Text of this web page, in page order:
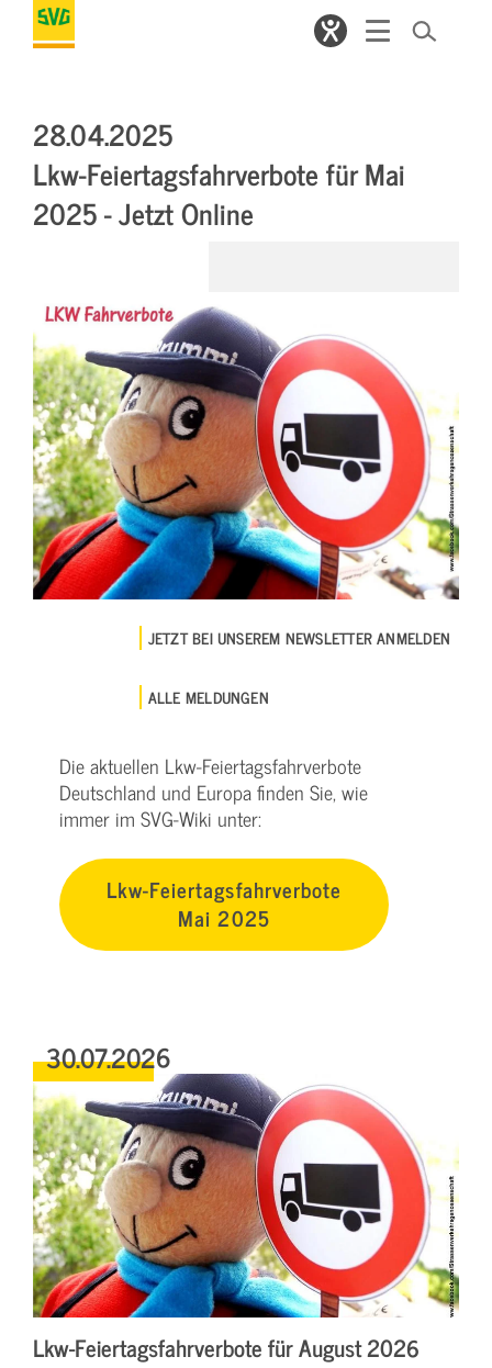
28.04.2025
Lkw-Feiertagsfahrverbote für Mai
2025 - Jetzt Online
JETZT BEI UNSEREM NEWSLETTER ANMELDEN
ALLE MELDUNGEN
Die aktuellen Lkw-Feiertagsfahrverbote
Deutschland und Europa finden Sie, wie
immer im SVG-Wiki unter:
Lkw-Feiertagsfahrverbote
Mai 2025
30.07.2026
Lkw-Feiertagsfahrverbote für August 2026